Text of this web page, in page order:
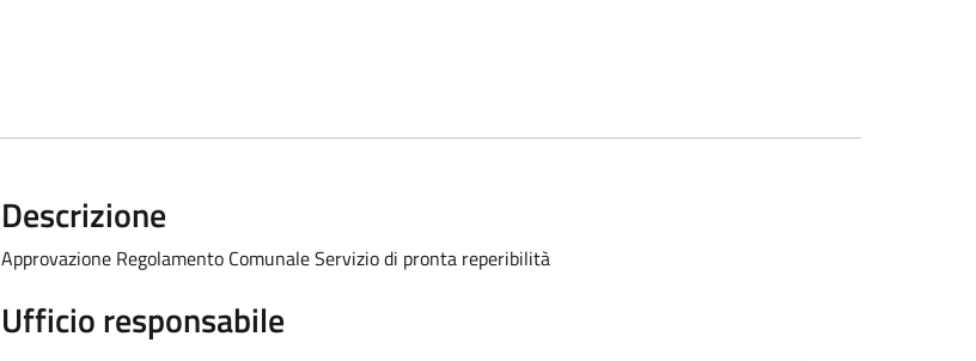
Descrizione
Approvazione Regolamento Comunale Servizio di pronta reperibilità
Ufficio responsabile